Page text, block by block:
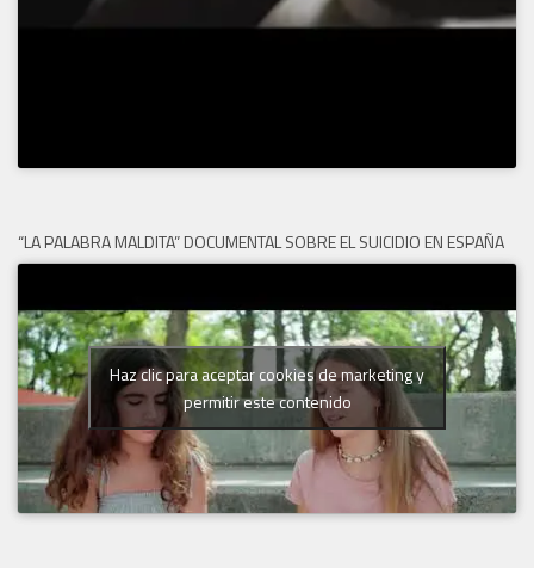
“LA PALABRA MALDITA” DOCUMENTAL SOBRE EL SUICIDIO EN ESPAÑA
Haz clic para aceptar cookies de marketing y
permitir este contenido